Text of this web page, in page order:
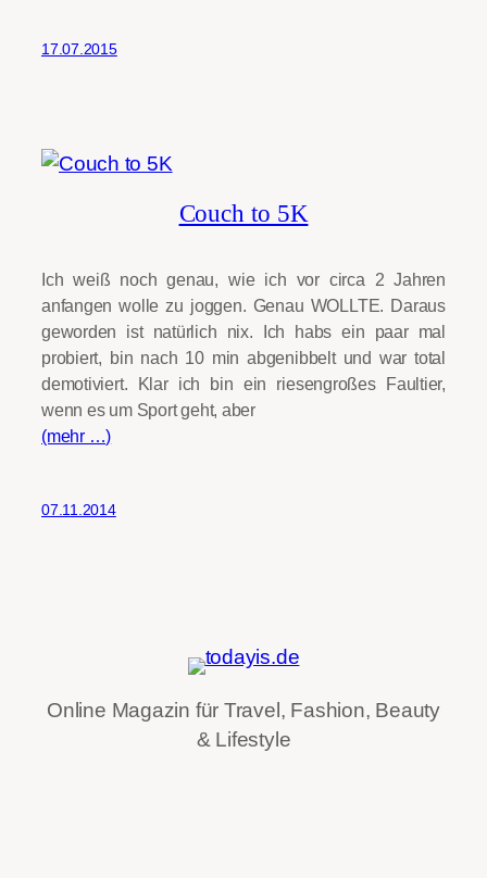
17.07.2015
Couch to 5K
Ich weiß noch genau, wie ich vor circa 2 Jahren
anfangen wolle zu joggen. Genau WOLLTE. Daraus
geworden ist natürlich nix. Ich habs ein paar mal
probiert, bin nach 10 min abgenibbelt und war total
demotiviert. Klar ich bin ein riesengroßes Faultier,
wenn es um Sport geht, aber
(mehr …)
07.11.2014
Online Magazin für Travel, Fashion, Beauty
& Lifestyle